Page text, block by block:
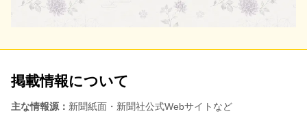
掲載情報について
主な情報源： 新聞紙面・新聞社公式Webサイトなど